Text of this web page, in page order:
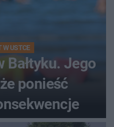
W USTCE
Bałtyku. Jego
ponieść